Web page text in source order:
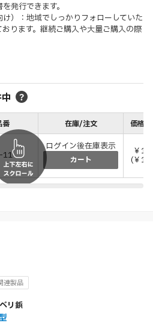
発行できます。
）：地域でしっかりフォローしていた
ります。継続ご購入や大量ご購入の際
番 在庫/注文 価格(
11
ログイン後在庫表示
カート
￥
(￥
連製品
リ鋲